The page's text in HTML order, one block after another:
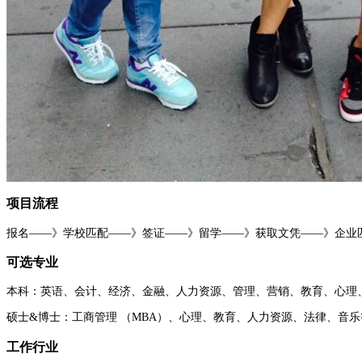
项目流程
报名——》学校匹配——》签证——》留学——》获取文凭——》企业
可选专业
本科：英语、会计、经济、金融、人力资源、管理、营销、教育、心
硕士&博士：工商管理 （MBA）、心理、教育、人力资源、法律、音
工作行业